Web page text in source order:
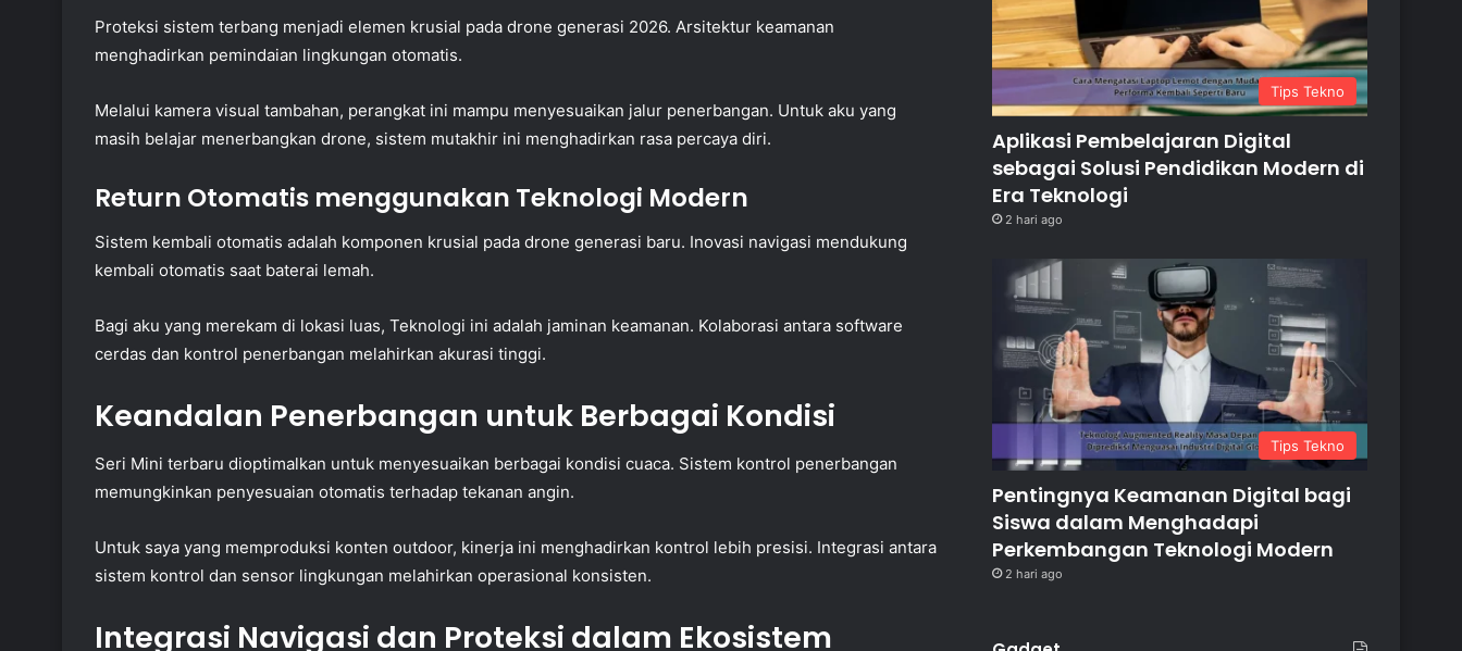
Proteksi sistem terbang menjadi elemen krusial pada drone generasi 2026. Arsitektur keamanan
menghadirkan pemindaian lingkungan otomatis.
Melalui kamera visual tambahan, perangkat ini mampu menyesuaikan jalur penerbangan. Untuk aku yang
masih belajar menerbangkan drone, sistem mutakhir ini menghadirkan rasa percaya diri.
Return Otomatis menggunakan Teknologi Modern
Sistem kembali otomatis adalah komponen krusial pada drone generasi baru. Inovasi navigasi mendukung
kembali otomatis saat baterai lemah.
Bagi aku yang merekam di lokasi luas, Teknologi ini adalah jaminan keamanan. Kolaborasi antara software
cerdas dan kontrol penerbangan melahirkan akurasi tinggi.
Keandalan Penerbangan untuk Berbagai Kondisi
Seri Mini terbaru dioptimalkan untuk menyesuaikan berbagai kondisi cuaca. Sistem kontrol penerbangan
memungkinkan penyesuaian otomatis terhadap tekanan angin.
Untuk saya yang memproduksi konten outdoor, kinerja ini menghadirkan kontrol lebih presisi. Integrasi antara
sistem kontrol dan sensor lingkungan melahirkan operasional konsisten.
Integrasi Navigasi dan Proteksi dalam Ekosistem
Tips Tekno
Aplikasi Pembelajaran Digital
sebagai Solusi Pendidikan Modern di
Era Teknologi
2 hari ago
Tips Tekno
Pentingnya Keamanan Digital bagi
Siswa dalam Menghadapi
Perkembangan Teknologi Modern
2 hari ago